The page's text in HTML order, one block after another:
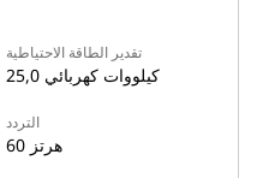
تقدير الطاقة الاحتياطية
25,0 كيلووات كهربائي
التردد
60 هرتز